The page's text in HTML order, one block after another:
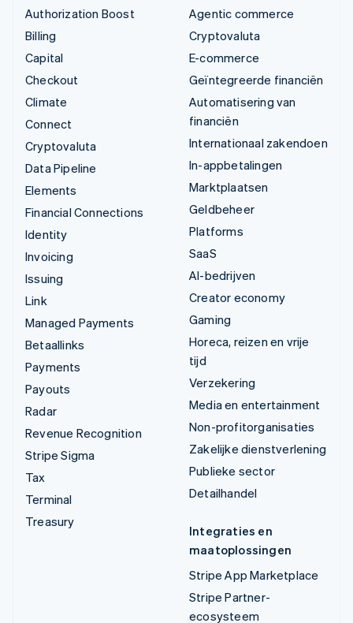
Authorization Boost
Billing
Capital
Checkout
Climate
Connect
Cryptovaluta
Data Pipeline
Elements
Financial Connections
Identity
Invoicing
Issuing
Link
Managed Payments
Betaallinks
Payments
Payouts
Radar
Revenue Recognition
Stripe Sigma
Tax
Terminal
Treasury
Agentic commerce
Cryptovaluta
E-commerce
Geïntegreerde financiën
Automatisering van
financiën
Internationaal zakendoen
In-appbetalingen
Marktplaatsen
Geldbeheer
Platforms
SaaS
AI-bedrijven
Creator economy
Gaming
Horeca, reizen en vrije
tijd
Verzekering
Media en entertainment
Non-profitorganisaties
Zakelijke dienstverlening
Publieke sector
Detailhandel
Integraties en
maatoplossingen
Stripe App Marketplace
Stripe Partner-
ecosysteem